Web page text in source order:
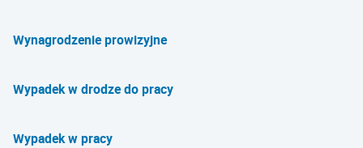
Wynagrodzenie prowizyjne
Wypadek w drodze do pracy
Wypadek w pracy